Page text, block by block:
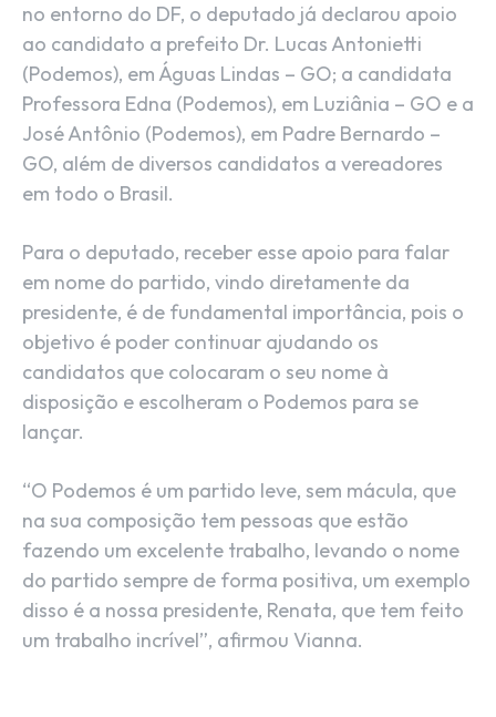
no entorno do DF, o deputado já declarou apoio
ao candidato a prefeito Dr. Lucas Antonietti
(Podemos), em Águas Lindas – GO; a candidata
Professora Edna (Podemos), em Luziânia – GO e a
José Antônio (Podemos), em Padre Bernardo –
GO, além de diversos candidatos a vereadores
em todo o Brasil.
Para o deputado, receber esse apoio para falar
em nome do partido, vindo diretamente da
presidente, é de fundamental importância, pois o
objetivo é poder continuar ajudando os
candidatos que colocaram o seu nome à
disposição e escolheram o Podemos para se
lançar.
“O Podemos é um partido leve, sem mácula, que
na sua composição tem pessoas que estão
fazendo um excelente trabalho, levando o nome
do partido sempre de forma positiva, um exemplo
disso é a nossa presidente, Renata, que tem feito
um trabalho incrível”, afirmou Vianna.